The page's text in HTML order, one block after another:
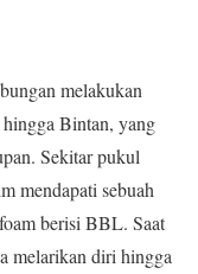
melakukan
Bintan, yang
Sekitar pukul
mendapati sebuah
berisi BBL. Saat
melarikan diri hingga